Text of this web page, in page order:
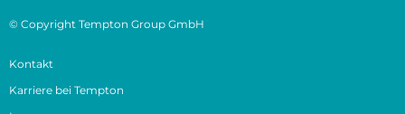
© Copyright Tempton Group GmbH
Kontakt
Karriere bei Tempton